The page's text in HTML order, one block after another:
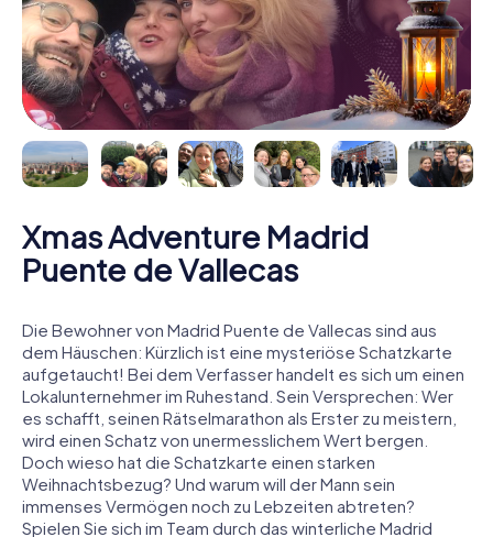
Xmas Adventure Madrid
Puente de Vallecas
Die Bewohner von Madrid Puente de Vallecas sind aus
dem Häuschen: Kürzlich ist eine mysteriöse Schatzkarte
aufgetaucht! Bei dem Verfasser handelt es sich um einen
Lokalunternehmer im Ruhestand. Sein Versprechen: Wer
es schafft, seinen Rätselmarathon als Erster zu meistern,
wird einen Schatz von unermesslichem Wert bergen.
Doch wieso hat die Schatzkarte einen starken
Weihnachtsbezug? Und warum will der Mann sein
immenses Vermögen noch zu Lebzeiten abtreten?
Spielen Sie sich im Team durch das winterliche Madrid